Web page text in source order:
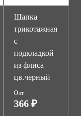
Шапка
трикотажная
с
подкладкой
из флиса
цв.черный
Опт
366 ₽